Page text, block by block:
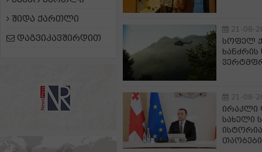
შიდა ქართლი
დაგვიკავშირდით
21-08-
სოფელ
21-08-
ირაკლი
სახელი